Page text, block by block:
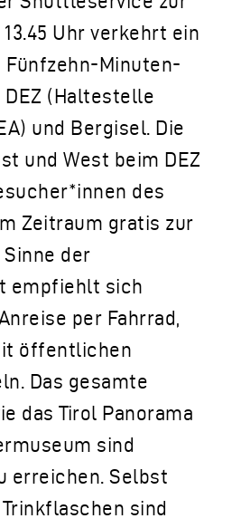
Uhr verkehrt ein
Minuten-
DEZ (Haltestelle
und Bergisel. Die
und West beim DEZ
des
Zeitraum gratis zur
der
empfiehlt sich
per Fahrrad,
öffentlichen
Das gesamte
das Tirol Panorama
sind
erreichen. Selbst
sind